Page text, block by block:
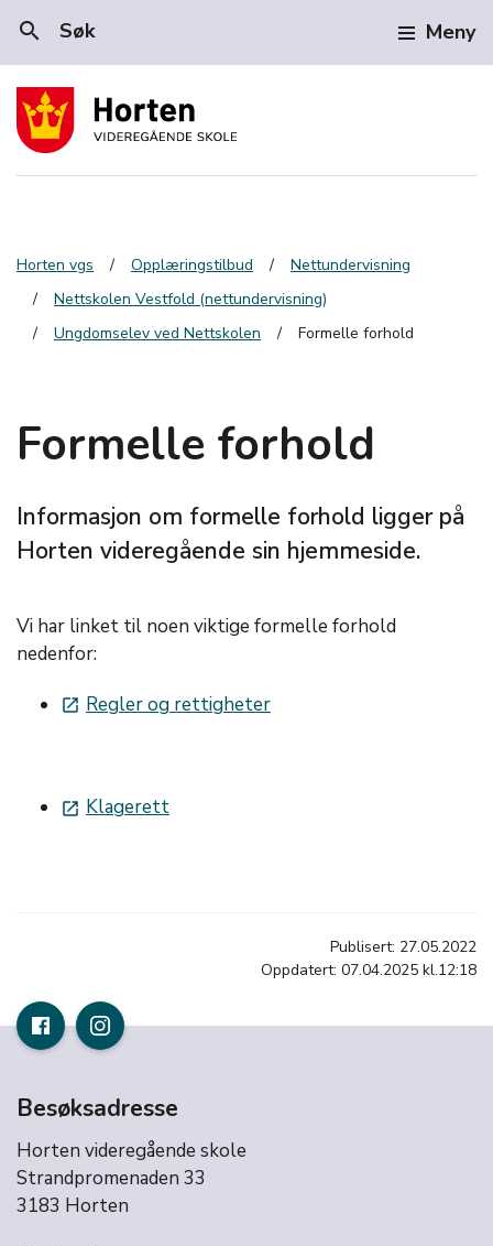
search Søk Meny
Horten vgs Opplæringstilbud
Nettundervisning
Nettskolen Vestfold (nettundervisning)
Ungdomselev ved Nettskolen
Formelle forhold
Formelle forhold
Informasjon om formelle forhold ligger på
Horten videregående sin hjemmeside.
Vi har linket til noen viktige formelle forhold
nedenfor:
launch Regler og rettigheter
launch Klagerett
Publisert: 27.05.2022
Oppdatert: 07.04.2025 kl.12:18
Besøksadresse
Horten videregående skole
Strandpromenaden 33
3183 Horten